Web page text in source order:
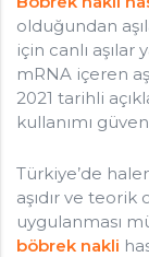
olduğundan
için canlı
mRNA içeren
2021 tarihli
kullanımı
Türkiye’de
aşıdır ve
uygulanması
böbrek nakli